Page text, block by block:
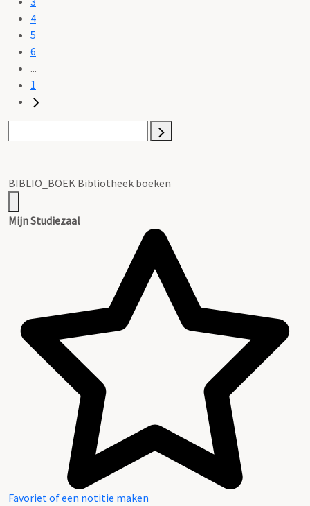
4
5
6
...
1
BIBLIO_BOEK Bibliotheek boeken
Mijn Studiezaal
Favoriet of een notitie maken